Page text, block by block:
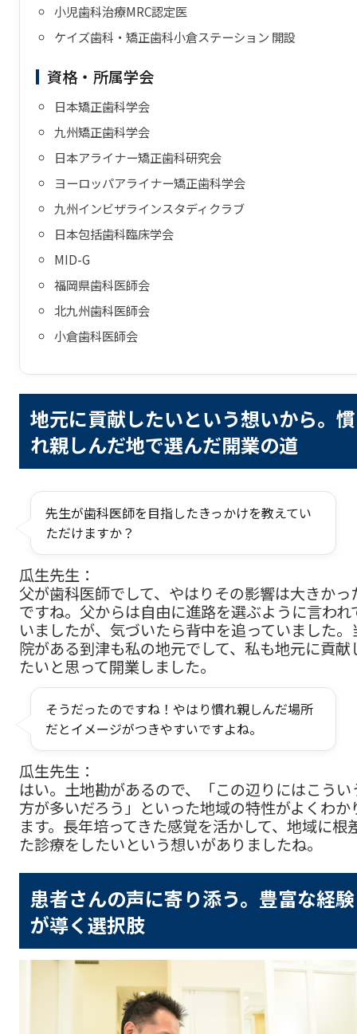
小児歯科治療MRC認定医
ケイズ歯科・矯正歯科小倉ステーション 開設
資格・所属学会
日本矯正歯科学会
九州矯正歯科学会
日本アライナー矯正歯科研究会
ヨーロッパアライナー矯正歯科学会
九州インビザラインスタディクラブ
日本包括歯科臨床学会
MID-G
福岡県歯科医師会
北九州歯科医師会
小倉歯科医師会
地元に貢献したいという想いから。慣
れ親しんだ地で選んだ開業の道
先生が歯科医師を目指したきっかけを教えてい
ただけますか？
瓜生先生：
父が歯科医師でして、やはりその影響は大きかっ
ですね。父からは自由に進路を選ぶように言われ
いましたが、気づいたら背中を追っていました。
院がある到津も私の地元でして、私も地元に貢献
たいと思って開業しました。
そうだったのですね！やはり慣れ親しんだ場所
だとイメージがつきやすいですよね。
瓜生先生：
はい。土地勘があるので、「この辺りにはこうい
方が多いだろう」といった地域の特性がよくわか
ます。長年培ってきた感覚を活かして、地域に根
た診療をしたいという想いがありましたね。
患者さんの声に寄り添う。豊富な経験
が導く選択肢